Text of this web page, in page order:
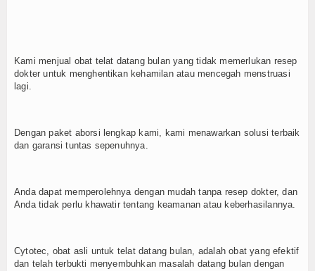
Kami menjual obat telat datang bulan yang tidak memerlukan resep
dokter untuk menghentikan kehamilan atau mencegah menstruasi
lagi.
Dengan paket aborsi lengkap kami, kami menawarkan solusi terbaik
dan garansi tuntas sepenuhnya.
Anda dapat memperolehnya dengan mudah tanpa resep dokter, dan
Anda tidak perlu khawatir tentang keamanan atau keberhasilannya.
Cytotec, obat asli untuk telat datang bulan, adalah obat yang efektif
dan telah terbukti menyembuhkan masalah datang bulan dengan